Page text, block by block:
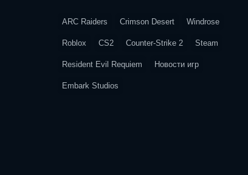
ARC Raiders Crimson Desert Windrose
Roblox CS2 Counter-Strike 2 Steam
Resident Evil Requiem Новости игр
Embark Studios